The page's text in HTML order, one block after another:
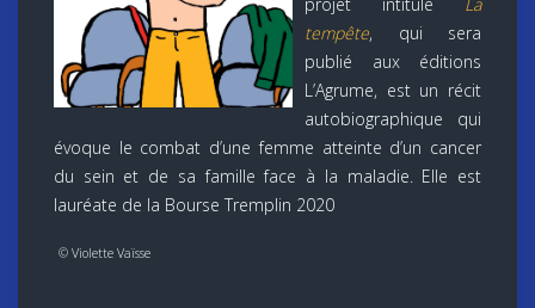
tempête, qui sera
publié aux éditions
L’Agrume, est un récit
autobiographique qui
évoque le combat d’une femme atteinte d’un cancer
du sein et de sa famille face à la maladie. Elle est
lauréate de la Bourse Tremplin 2020
© Violette Vaïsse